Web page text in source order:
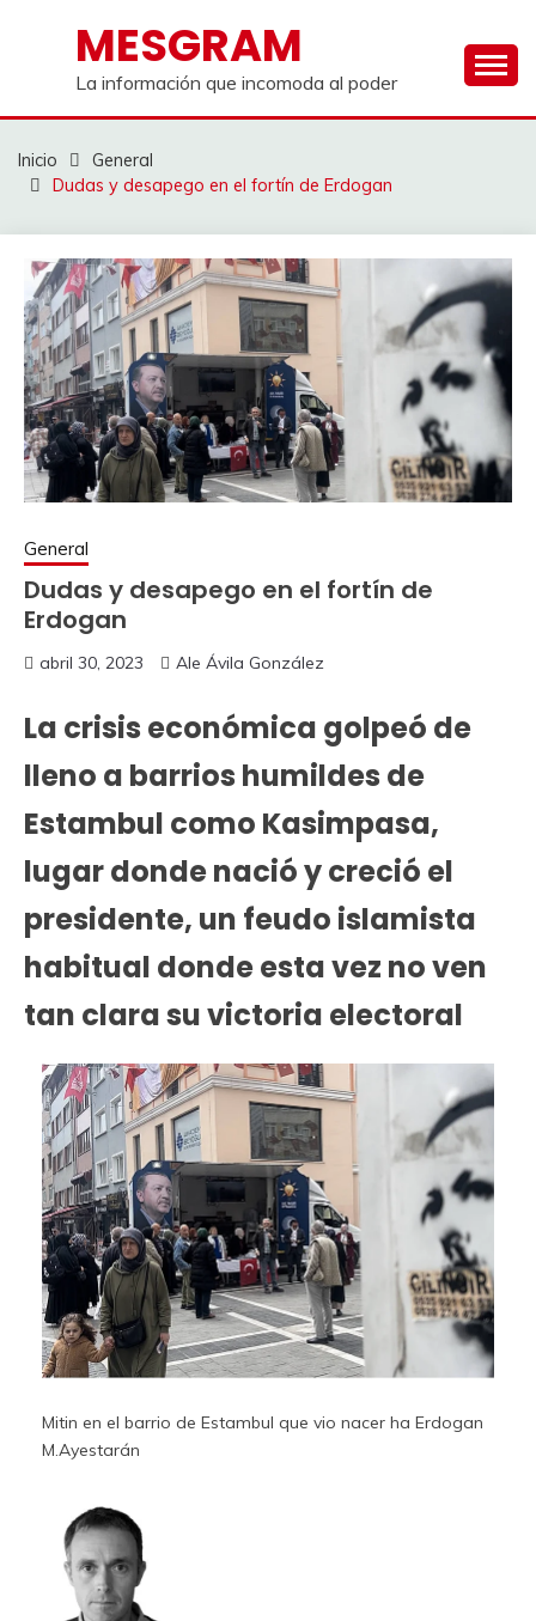
contenidoMESGRAM
La información que incomoda al poder
Inicio
General
Dudas y desapego en el fortín de Erdogan
General
Dudas y desapego en el fortín de
Erdogan
abril 30, 2023 Ale Ávila González
La crisis económica golpeó de
lleno a barrios humildes de
Estambul como Kasimpasa,
lugar donde nació y creció el
presidente, un feudo islamista
habitual donde esta vez no ven
tan clara su victoria electoral
Mitin en el barrio de Estambul que vio nacer ha Erdogan
M.Ayestarán